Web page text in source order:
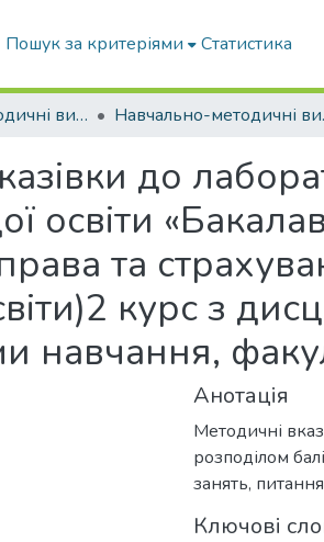
Пошук за критеріями Статистика
Навчально-методичні видання
до
освіти
та
курс з
навчання,
Анотація
Методичні
розподілом
занять,
Ключові